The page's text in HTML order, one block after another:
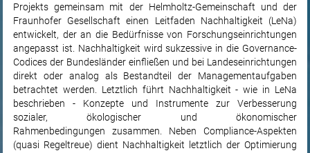
Projekts gemeinsam mit der Helmholtz-Gemeinschaft und der
Fraunhofer Gesellschaft einen Leitfaden Nachhaltigkeit (LeNa)
entwickelt, der an die Bedürfnisse von Forschungseinrichtungen
angepasst ist. Nachhaltigkeit wird sukzessive in die Governance-
Codices der Bundesländer einfließen und bei Landeseinrichtungen
direkt oder analog als Bestandteil der Managementaufgaben
betrachtet werden. Letztlich führt Nachhaltigkeit - wie in LeNa
beschrieben - Konzepte und Instrumente zur Verbesserung
sozialer, ökologischer und ökonomischer
Rahmenbedingungen zusammen. Neben Compliance-Aspekten
(quasi Regeltreue) dient Nachhaltigkeit letztlich der Optimierung